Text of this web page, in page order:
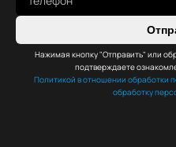
Нажимая кнопку "Отправить" или
подтверждаете
Политикой в отношении обработки
обработку